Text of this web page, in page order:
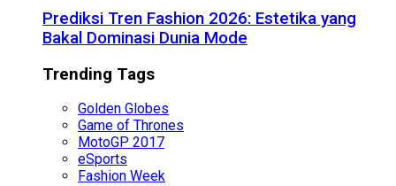
Prediksi Tren Fashion 2026: Estetika yang
Bakal Dominasi Dunia Mode
Trending Tags
Golden Globes
Game of Thrones
MotoGP 2017
eSports
Fashion Week